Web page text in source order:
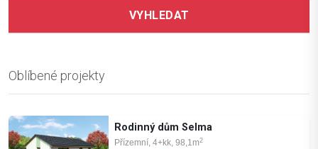
VYHLEDAT
Oblíbené projekty
Rodinný dům Selma
Přízemní, 4+kk, 98,1m2